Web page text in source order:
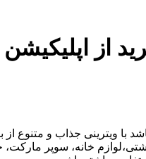
با ویترینی جذاب و متنوع
خانه، سوپر